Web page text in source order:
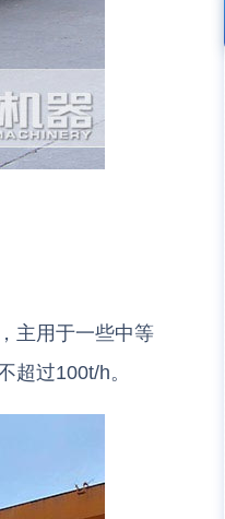
主用于一些中等
超过100t/h。